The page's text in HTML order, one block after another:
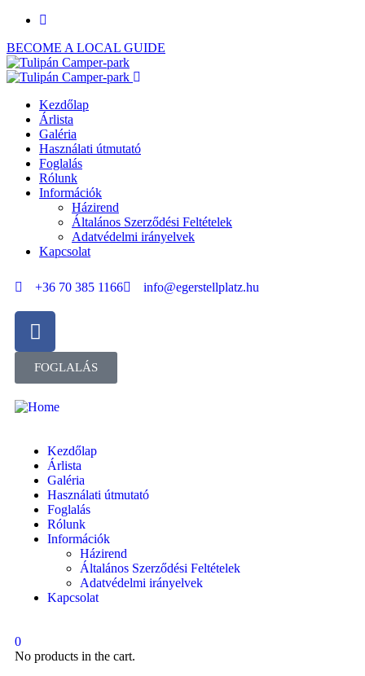
BECOME A LOCAL GUIDE
Kezdőlap
Árlista
Galéria
Használati útmutató
Foglalás
Rólunk
Információk
Házirend
Általános Szerződési Feltételek
Adatvédelmi irányelvek
Kapcsolat
+36 70 385 1166 info@egerstellplatz.hu
FOGLALÁS
Kezdőlap
Árlista
Galéria
Használati útmutató
Foglalás
Rólunk
Információk
Házirend
Általános Szerződési Feltételek
Adatvédelmi irányelvek
Kapcsolat
0
No products in the cart.